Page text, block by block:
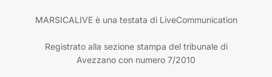
MARSICALIVE è una testata di LiveCommunication
Registrato alla sezione stampa del tribunale di
Avezzano con numero 7/2010